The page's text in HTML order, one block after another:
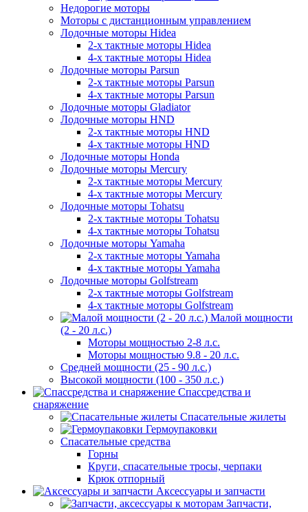
Недорогие моторы
Моторы с дистанционным управлением
Лодочные моторы Hidea
2-х тактные моторы Hidea
4-х тактные моторы Hidea
Лодочные моторы Parsun
2-х тактные моторы Parsun
4-х тактные моторы Parsun
Лодочные моторы Gladiator
Лодочные моторы HND
2-х тактные моторы HND
4-х тактные моторы HND
Лодочные моторы Honda
Лодочные моторы Mercury
2-х тактные моторы Mercury
4-х тактные моторы Mercury
Лодочные моторы Tohatsu
2-х тактные моторы Tohatsu
4-х тактные моторы Tohatsu
Лодочные моторы Yamaha
2-х тактные моторы Yamaha
4-х тактные моторы Yamaha
Лодочные моторы Golfstream
2-х тактные моторы Golfstream
4-х тактные моторы Golfstream
Малой мощности
(2 - 20 л.с.)
Моторы мощностью 2-8 л.с.
Моторы мощностью 9.8 - 20 л.с.
Средней мощности (25 - 90 л.с.)
Высокой мощности (100 - 350 л.с.)
Спассредства и
снаряжение
Спасательные жилеты
Гермоупаковки
Спасательные средства
Горны
Круги, спасательные тросы, черпаки
Крюк отпорный
Аксессуары и запчасти
Запчасти,